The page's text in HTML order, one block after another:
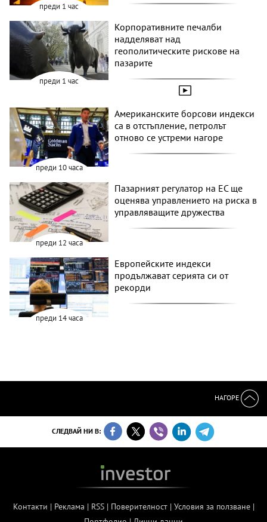
преди 1 час
преди 1 час
Корпоративните печалби
надделяват над
геополитическите рискове на
пазарите
преди 10 часа
Американските борсови индекси
са в отстъпление, петролът
отново се устреми нагоре
преди 12 часа
Пазарният регулатор на ЕС ще
оценява управлението на риска в
управляващите дружества
преди 14 часа
Европейските индекси
продължават серията си от
рекорди
НАГОРЕ
СЛЕДВАЙ НИ В:
Контакти | Реклама | RSS| Поверителност| Условия за ползване|